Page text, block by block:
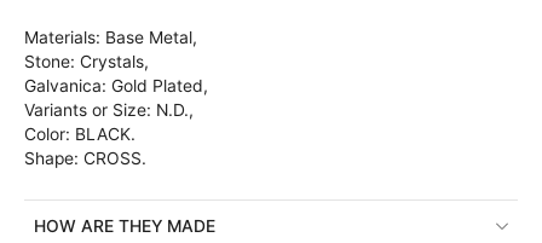
Materials: Base Metal,
Stone: Crystals,
Galvanica: Gold Plated,
Variants or Size: N.D.,
Color: BLACK.
Shape: CROSS.
HOW ARE THEY MADE